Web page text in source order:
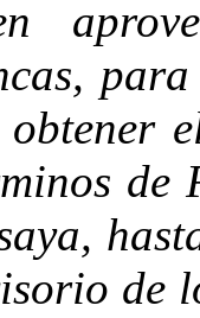
obtener
de
de